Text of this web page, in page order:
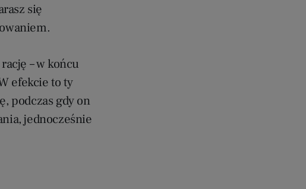
się
– w końcu
efekcie to ty
podczas gdy on
jednocześnie